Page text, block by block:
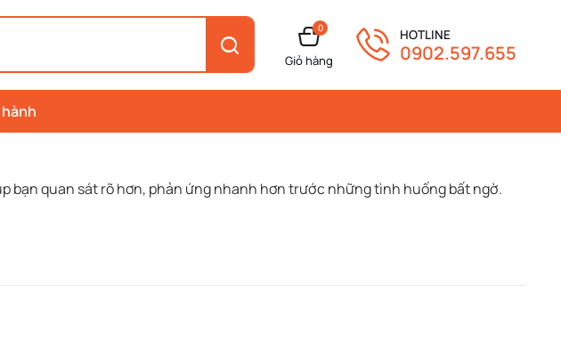
0
Giỏ hàng
HOTLINE
0902.597.655
bạn quan sát rõ hơn, phản ứng nhanh hơn trước những tình huống bất ngờ.